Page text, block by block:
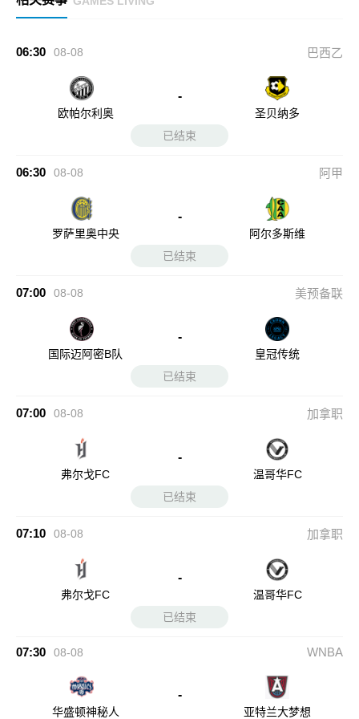
06:30 08-08 巴西乙
欧帕尔利奥
-
圣贝纳多
已结束
06:30 08-08 阿甲
罗萨里奥中央
-
阿尔多斯维
已结束
07:00 08-08 美预备联
国际迈阿密B队
-
皇冠传统
已结束
07:00 08-08 加拿职
弗尔戈FC
-
温哥华FC
已结束
07:10 08-08 加拿职
弗尔戈FC
-
温哥华FC
已结束
07:30 08-08 WNBA
华盛顿神秘人
-
亚特兰大梦想